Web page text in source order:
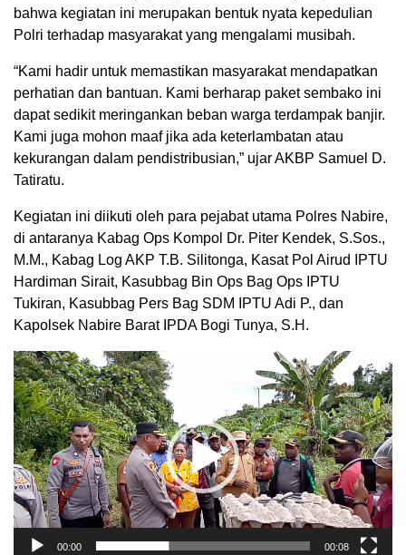
bahwa kegiatan ini merupakan bentuk nyata kepedulian
Polri terhadap masyarakat yang mengalami musibah.
“Kami hadir untuk memastikan masyarakat mendapatkan
perhatian dan bantuan. Kami berharap paket sembako ini
dapat sedikit meringankan beban warga terdampak banjir.
Kami juga mohon maaf jika ada keterlambatan atau
kekurangan dalam pendistribusian,” ujar AKBP Samuel D.
Tatiratu.
Kegiatan ini diikuti oleh para pejabat utama Polres Nabire,
di antaranya Kabag Ops Kompol Dr. Piter Kendek, S.Sos.,
M.M., Kabag Log AKP T.B. Silitonga, Kasat Pol Airud IPTU
Hardiman Sirait, Kasubbag Bin Ops Bag Ops IPTU
Tukiran, Kasubbag Pers Bag SDM IPTU Adi P., dan
Kapolsek Nabire Barat IPDA Bogi Tunya, S.H.
Pemutar
Video
00:00 00:08